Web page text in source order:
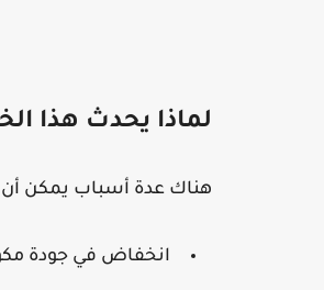
لماذا يحدث هذا
هناك عدة أسباب يمكن أن
انخفاض في جودة